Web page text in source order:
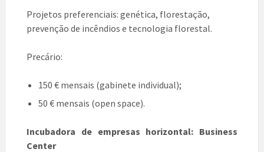
Projetos preferenciais: genética, florestação,
prevenção de incêndios e tecnologia florestal.
Precário:
150 € mensais (gabinete individual);
50 € mensais (open space).
Incubadora de empresas horizontal: Business
Center